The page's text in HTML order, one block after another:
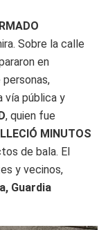
Sobre la calle
en
vía pública y
, quien fue
MINUTOS
de bala. El
y vecinos,
Guardia